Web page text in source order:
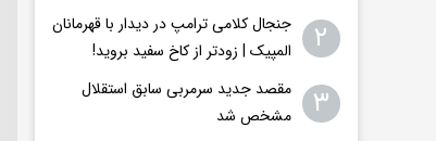
۲
جنجال کلامی ترامپ در دیدار با قهرمانان
المپیک | زودتر از کاخ سفید بروید!
۳
مقصد جدید سرمربی سابق استقلال
مشخص شد